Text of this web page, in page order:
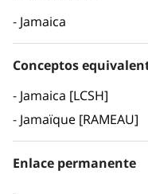
Jamaica
Conceptos
Jamaica [LCSH]
Jamaïque [RAMEAU]
Enlace permanente